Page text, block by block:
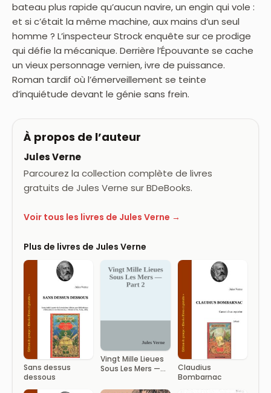
bateau plus rapide qu’aucun navire, un engin qui vole :
et si c’était la même machine, aux mains d’un seul
homme ? L’inspecteur Strock enquête sur ce prodige
qui défie la mécanique. Derrière l’Épouvante se cache
un vieux personnage vernien, ivre de puissance.
Roman tardif où l’émerveillement se teinte
d’inquiétude devant le génie sans frein.
À propos de l’auteur
Jules Verne
Parcourez la collection complète de livres
gratuits de Jules Verne sur BDeBooks.
Voir tous les livres de Jules Verne →
Plus de livres de Jules Verne
Sans dessus
dessous
Vingt Mille Lieues
Sous Les Mers —
Claudius
Bombarnac